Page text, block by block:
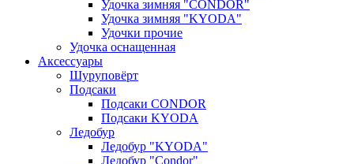
Удочка зимняя "CONDOR"
Удочка зимняя "KYODA"
Удочки прочие
Удочка оснащенная
Аксессуары
Шуруповёрт
Подсаки
Подсаки CONDOR
Подсаки KYODA
Ледобур
Ледобур "KYODA"
Ледобур "Condor"